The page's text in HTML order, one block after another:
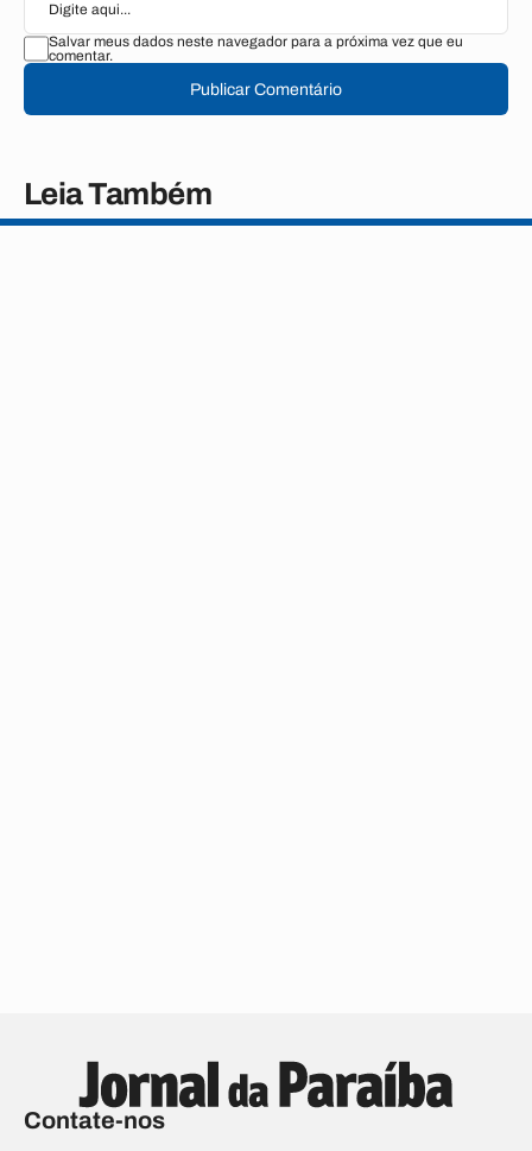
Salvar meus dados neste navegador para a próxima vez que eu
comentar.
Publicar Comentário
Leia Também
Contate-nos